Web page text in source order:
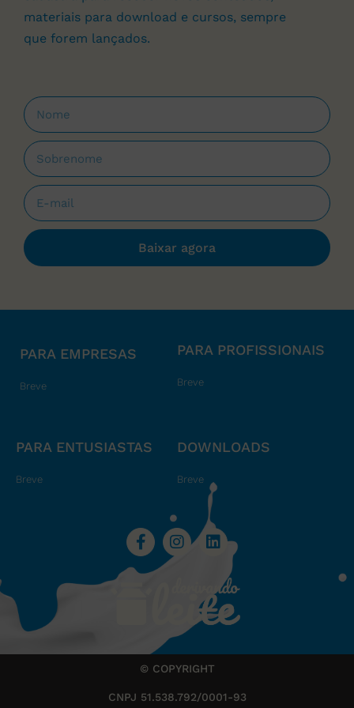
materiais para download e cursos, sempre
que forem lançados.
Baixar agora
PARA EMPRESAS
Breve
PARA PROFISSIONAIS
Breve
PARA ENTUSIASTAS
Breve
DOWNLOADS
Breve
© COPYRIGHT
CNPJ 51.538.792/0001-93